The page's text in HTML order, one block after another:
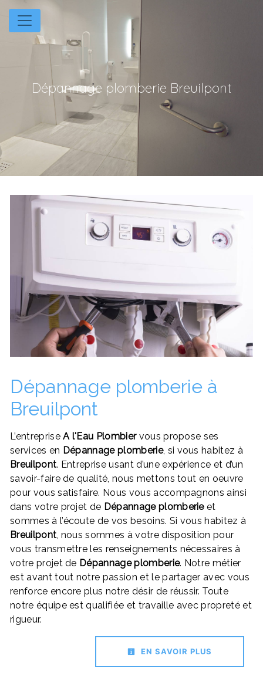
Panneau de gestion des cookies
Dépannage plomberie Breuilpont
Dépannage plomberie à
Breuilpont
L’entrepriseA l'Eau Plombiervous propose ses
services en Dépannage plomberie, si vous habitez à
Breuilpont. Entreprise usant d’une expérience et d’un
savoir-faire de qualité, nous mettons tout en oeuvre
pour vous satisfaire. Nous vous accompagnons ainsi
dans votre projet de Dépannage plomberieet
sommes à l’écoute de vos besoins. Si vous habitez à
Breuilpont, nous sommes à votre disposition pour
vous transmettre les renseignements nécessaires à
votre projet de Dépannage plomberie. Notre métier
est avant tout notre passion et le partager avec vous
renforce encore plus notre désir de réussir. Toute
notre équipe est qualifiée et travaille avec propreté et
rigueur.
EN SAVOIR PLUS